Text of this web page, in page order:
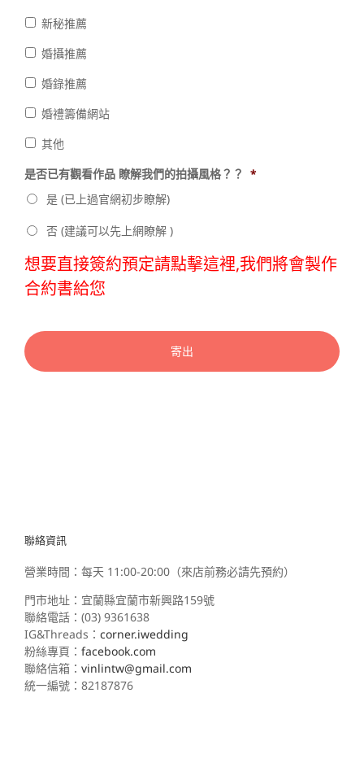
新秘推薦
婚攝推薦
婚錄推薦
婚禮籌備網站
其他
是否已有觀看作品 瞭解我們的拍攝風格？？ *
是 (已上過官網初步瞭解)
否 (建議可以先上網瞭解 )
想要直接簽約預定請點擊這裡,我們將會製作
合約書給您
聯絡資訊
營業時間：每天 11:00-20:00（來店前務必請先預約）
門市地址：宜蘭縣宜蘭市新興路159號
聯絡電話：(03) 9361638
IG&Threads： corner.iwedding
粉絲專頁： facebook.com
聯絡信箱： vinlintw@gmail.com
統一編號：82187876